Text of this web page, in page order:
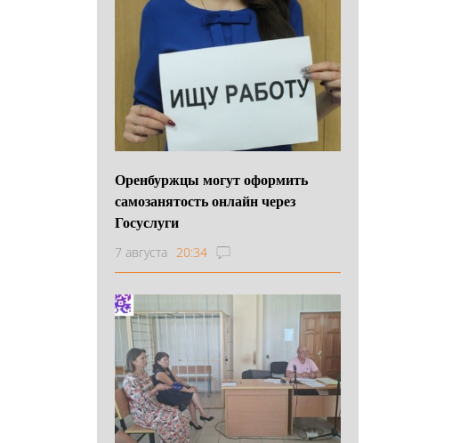
Оренбуржцы могут оформить
самозанятость онлайн через
Госуслуги
7 августа 20:34